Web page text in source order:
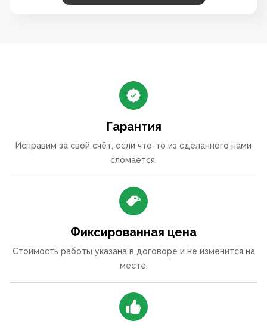
Гарантия
Исправим за свой счёт, если что-то из сделанного нами
сломается.
Фиксированная цена
Стоимость работы указана в договоре и не изменится на
месте.